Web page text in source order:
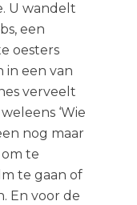
U wandelt
een
oesters
in een van
verveelt
‘Wie
nog maar
om te
te gaan of
En voor de